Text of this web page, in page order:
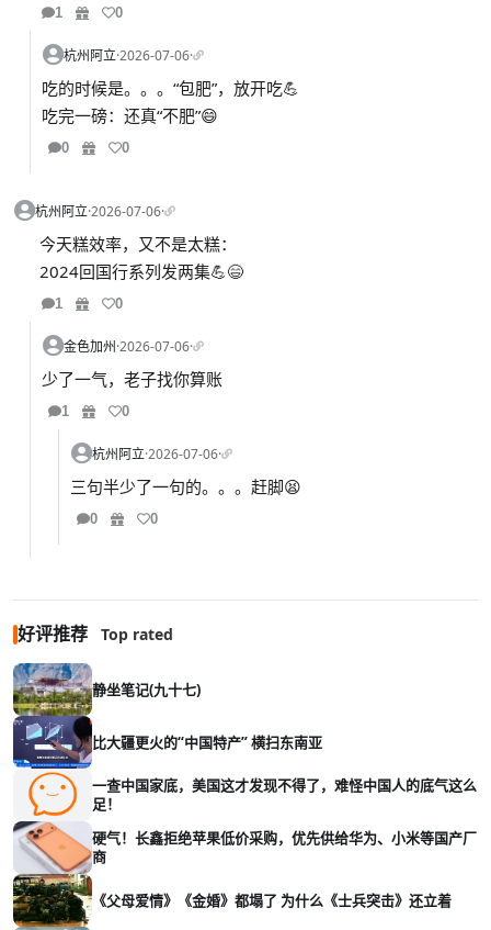
1 0
杭州阿立·2026-07-06·
吃的时候是。。。“包肥”，放开吃💪
吃完一磅：还真“不肥”😄
0 0
杭州阿立·2026-07-06·
今天糕效率，又不是太糕：
2024回国行系列发两集💪😄
1 0
金色加州·2026-07-06·
少了一气，老子找你算账
1 0
杭州阿立·2026-07-06·
三句半少了一句的。。。赶脚😫
0 0
好评推荐 Top rated
静坐笔记(九十七)
比大疆更火的“中国特产” 横扫东南亚
一查中国家底，美国这才发现不得了，难怪中国人的底气这么
足！
硬气！长鑫拒绝苹果低价采购，优先供给华为、小米等国产厂
商
《父母爱情》《金婚》都塌了 为什么《士兵突击》还立着